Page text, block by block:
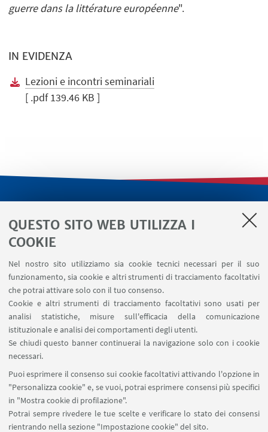
QUESTO SITO WEB UTILIZZA I
COOKIE
Nel nostro sito utilizziamo sia cookie tecnici necessari per il suo
funzionamento, sia cookie e altri strumenti di tracciamento facoltativi
che potrai attivare solo con il tuo consenso.
Cookie e altri strumenti di tracciamento facoltativi sono usati per
analisi statistiche, misure sull'efficacia della comunicazione
istituzionale e analisi dei comportamenti degli utenti.
Se chiudi questo banner continuerai la navigazione solo con i cookie
necessari.
Puoi esprimere il consenso sui cookie facoltativi attivando l'opzione in
"Personalizza cookie" e, se vuoi, potrai esprimere consensi più specifici
in "Mostra cookie di profilazione".
Potrai sempre rivedere le tue scelte e verificare lo stato dei consensi
rientrando nella sezione "Impostazione cookie" del sito.
guerre dans la littérature européenne".
IN EVIDENZA
Lezioni e incontri seminariali
[ .pdf 139.46 KB ]
Segnala un evento
Contatti
SEGUI IL DIPARTIMENTO SU:
SEGUI UNIBO SU:
APP: